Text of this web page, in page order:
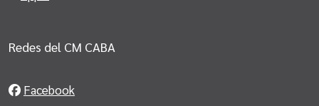
Redes del CM CABA
Facebook